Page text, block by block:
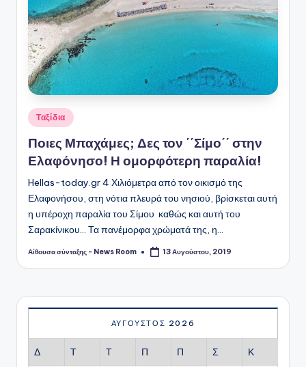
Αναρτήθηκε
σε
Ταξίδια
Ποιες Μπαχάμες; Δες τον ΄΄Σίμο΄΄ στην
Ελαφόνησο! Η ομορφότερη παραλία!
Hellas-today.gr 4 Χιλιόμετρα από τον οικισμό της
Ελαφονήσου, στη νότια πλευρά του νησιού, βρίσκεται αυτή
η υπέροχη παραλία του Σίμου καθώς και αυτή του
Σαρακίνικου... Τα πανέμορφα χρώματά της, η…
Συγγραφέας:
Αίθουσα σύνταξης - News Room 13 Αυγούστου, 2019
ΑΎΓΟΥΣΤΟΣ 2026
Δ Τ Τ Π Π Σ Κ